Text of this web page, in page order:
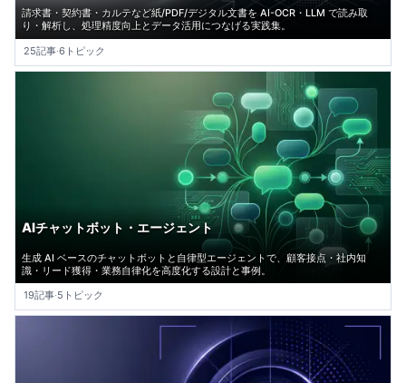
請求書・契約書・カルテなど紙/PDF/デジタル文書を AI-OCR・LLM で読み取
り・解析し、処理精度向上とデータ活用につなげる実践集。
25記事·6トピック
AIチャットボット・エージェント
生成 AI ベースのチャットボットと自律型エージェントで、顧客接点・社内知
識・リード獲得・業務自律化を高度化する設計と事例。
19記事·5トピック